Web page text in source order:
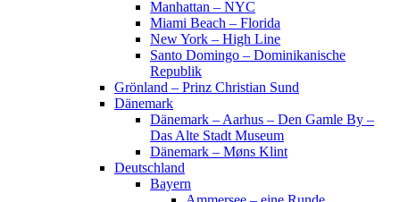
Manhattan – NYC
Miami Beach – Florida
New York – High Line
Santo Domingo – Dominikanische
Republik
Grönland – Prinz Christian Sund
Dänemark
Dänemark – Aarhus – Den Gamle By –
Das Alte Stadt Museum
Dänemark – Møns Klint
Deutschland
Bayern